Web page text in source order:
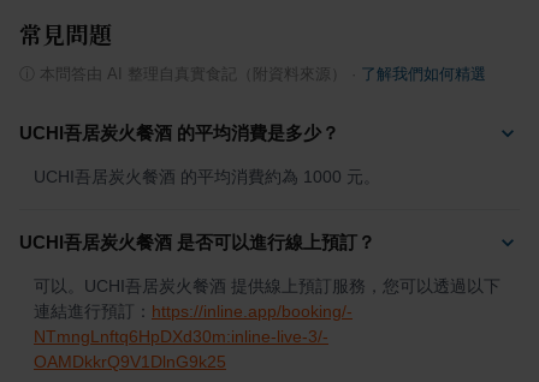
常見問題
本問答由 AI 整理自真實食記（附資料來源） 了解我們如何精選
UCHI吾居炭火餐酒 的平均消費是多少？
UCHI吾居炭火餐酒 的平均消費約為 1000 元。
UCHI吾居炭火餐酒 是否可以進行線上預訂？
可以。UCHI吾居炭火餐酒 提供線上預訂服務，您可以透過以下
連結進行預訂： https://inline.app/booking/-
NTmngLnftq6HpDXd30m:inline-live-3/-
OAMDkkrQ9V1DlnG9k25